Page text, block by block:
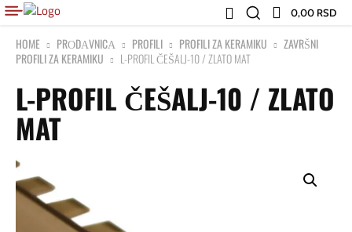
0,00 RSD
HOME PRОDАVNICА PROFILI PROFILI ZA KERAMIKU
ZAVRŠNI
PROFILI ZA KERAMIKU
L-PROFIL ČEŠALJ-10 / ZLATO MAT
L-PROFIL ČEŠALJ-10 / ZLATO
MAT